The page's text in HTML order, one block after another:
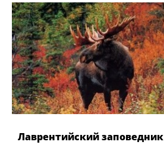
Лаврентийский заповедник